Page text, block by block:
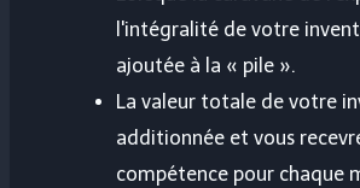
l'intégralité de votre
ajoutée à la « pile ».
La valeur totale de votre
additionnée et vous
compétence pour chaque